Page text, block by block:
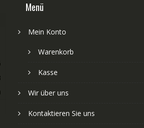
Menü
Mein Konto
Warenkorb
Kasse
Wir über uns
Kontaktieren Sie uns